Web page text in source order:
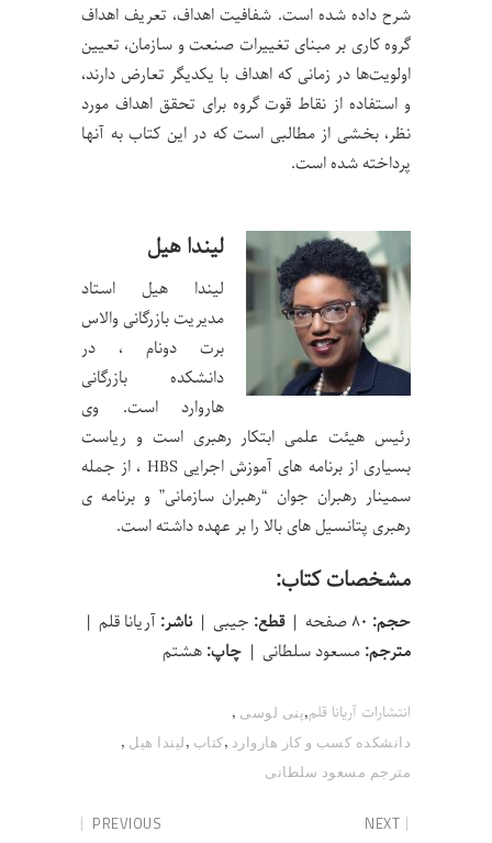
شرح داده شده است. شفافیت اهداف، تعریف اهداف
گروه كاری بر مبنای تغییرات صنعت و سازمان، تعیین
اولویت‌ها در زمانی كه اهداف با یكدیگر تعارض دارند،
و استفاده از نقاط قوت گروه برای تحقق اهداف مورد
نظر، بخشی از مطالبی است كه در این كتاب به آنها
پرداخته‌ شده است.
لیندا هیل
لیندا هیل استاد
مدیریت بازرگانی والاس
برت دونام ، در
دانشکده بازرگانی
هاروارد است. وی
رئیس هیئت علمی ابتکار رهبری است و ریاست
بسیاری از برنامه های آموزش اجرایی HBS ، از جمله
سمینار رهبران جوان “رهبران سازمانی” و برنامه ی
رهبری پتانسیل های بالا را بر عهده داشته است.
مشخصات کتاب:
حجم: قطع: جیبی | ناشر: آریانا قلم |
مترجم: مسعود سلطانی | چاپ: هشتم
انتشارات آریانا قلم,پنی لوسی ,
دانشکده کسب و کار هاروارد ,کتاب ,لیندا هیل ,
مترجم مسعود سلطانی
PREVIOUS NEXT